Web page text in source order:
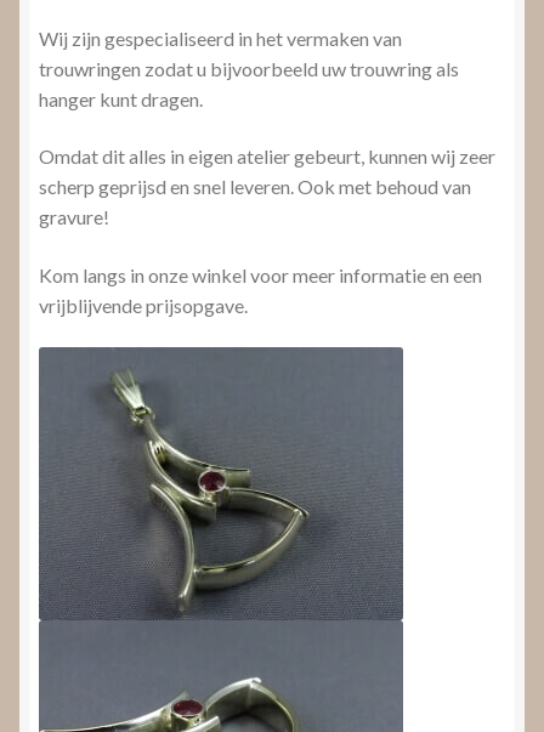
Wij zijn gespecialiseerd in het vermaken van
trouwringen zodat u bijvoorbeeld uw trouwring als
hanger kunt dragen.
Omdat dit alles in eigen atelier gebeurt, kunnen wij zeer
scherp geprijsd en snel leveren. Ook met behoud van
gravure!
Kom langs in onze winkel voor meer informatie en een
vrijblijvende prijsopgave.